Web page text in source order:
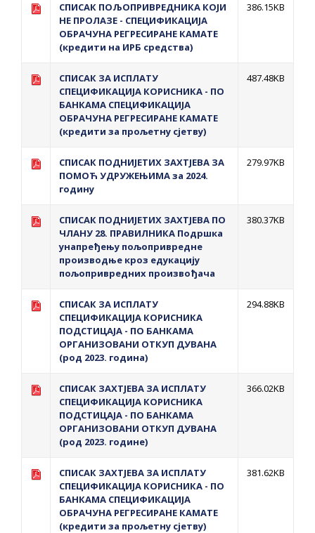
СПИСАК ПОЉОПРИВРЕДНИКА КОЈИ
НЕ ПРОЛАЗЕ - СПЕЦИФИКАЦИЈА
ОБРАЧУНА РЕГРЕСИРАНЕ КАМАТЕ
(кредити на ИРБ средства)
386.15KB
СПИСАК ЗА ИСПЛАТУ
СПЕЦИФИКАЦИЈА КОРИСНИКА - ПО
БАНКАМА СПЕЦИФИКАЦИЈА
ОБРАЧУНА РЕГРЕСИРАНЕ КАМАТЕ
(кредити за прољетну сјетву)
487.48KB
СПИСАК ПОДНИЈЕТИХ ЗАХТЈЕВА ЗА
ПОМОЋ УДРУЖЕЊИМА за 2024.
годину
279.97KB
СПИСАК ПОДНИЈЕТИХ ЗАХТЈЕВА ПО
ЧЛАНУ 28. ПРАВИЛНИКА Подршка
унапређењу пољопривредне
производње кроз едукацију
пољопривредних произвођача
380.37KB
СПИСАК ЗА ИСПЛАТУ
СПЕЦИФИКАЦИЈА КОРИСНИКА
ПОДСТИЦАЈА - ПО БАНКАМА
OРГАНИЗОВАНИ ОТКУП ДУВАНА
(род 2023. година)
294.88KB
СПИСАК ЗАХТЈЕВА ЗА ИСПЛАТУ
СПЕЦИФИКАЦИЈА КОРИСНИКА
ПОДСТИЦАЈА - ПО БАНКАМА
OРГАНИЗОВАНИ ОТКУП ДУВАНА
(род 2023. године)
366.02KB
СПИСАК ЗАХТЈЕВА ЗА ИСПЛАТУ
СПЕЦИФИКАЦИЈА КОРИСНИКА - ПО
БАНКАМА СПЕЦИФИКАЦИЈА
ОБРАЧУНА РЕГРЕСИРАНЕ КАМАТЕ
(кредити за прољетну сјетву)
381.62KB